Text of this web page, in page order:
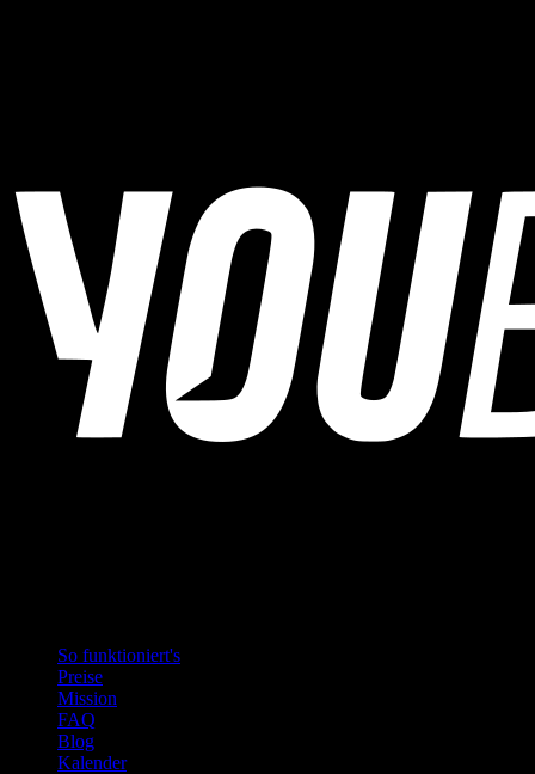
So funktioniert's
Preise
Mission
FAQ
Blog
Kalender